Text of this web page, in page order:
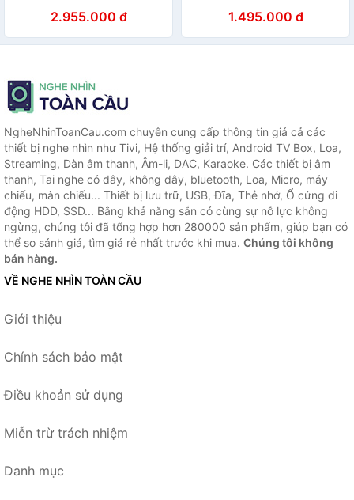
2.955.000 đ
Chống Nước, Hàng Chính
Hãng - Bảo hành 24 tháng
1.495.000 đ
NgheNhinToanCau.com chuyên cung cấp thông tin giá cả các
thiết bị nghe nhìn như Tivi, Hệ thống giải trí, Android TV Box, Loa,
Streaming, Dàn âm thanh, Âm-li, DAC, Karaoke. Các thiết bị âm
thanh, Tai nghe có dây, không dây, bluetooth, Loa, Micro, máy
chiếu, màn chiếu... Thiết bị lưu trữ, USB, Đĩa, Thẻ nhớ, Ổ cứng di
động HDD, SSD... Bằng khả năng sẵn có cùng sự nỗ lực không
ngừng, chúng tôi đã tổng hợp hơn 280000 sản phẩm, giúp bạn có
thể so sánh giá, tìm giá rẻ nhất trước khi mua. Chúng tôi không
bán hàng.
VỀ NGHE NHÌN TOÀN CẦU
Giới thiệu
Chính sách bảo mật
Điều khoản sử dụng
Miễn trừ trách nhiệm
Danh mục